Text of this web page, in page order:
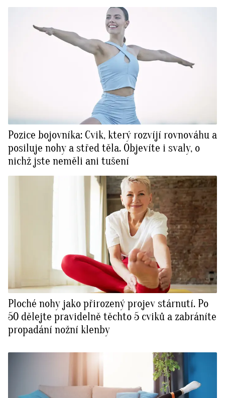
Pozice bojovníka: Cvik, který rozvíjí rovnováhu a
posiluje nohy a střed těla. Objevíte i svaly, o
nichž jste neměli ani tušení
Ploché nohy jako přirozený projev stárnutí. Po
50 dělejte pravidelně těchto 5 cviků a zabráníte
propadání nožní klenby